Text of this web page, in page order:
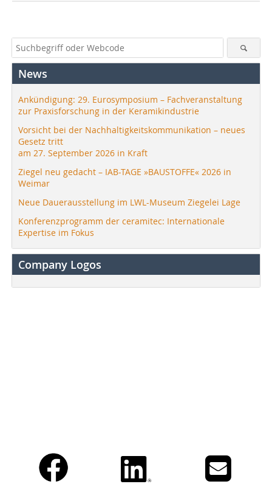
News
Ankündigung: 29. Eurosymposium – Fachveranstaltung
zur Praxisforschung in der Keramikindustrie
Vorsicht bei der Nachhaltigkeitskommunikation – neues
Gesetz tritt
am 27. September 2026 in Kraft
Ziegel neu gedacht – IAB-TAGE »BAUSTOFFE« 2026 in
Weimar
Neue Dauerausstellung im LWL-Museum Ziegelei Lage
Konferenzprogramm der ceramitec: Internationale
Expertise im Fokus
Company Logos